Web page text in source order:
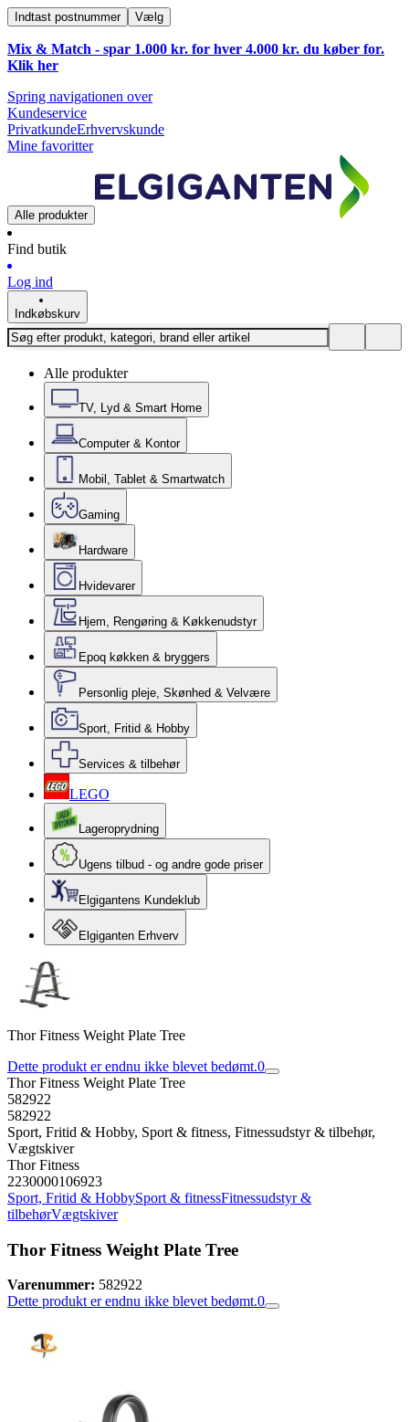
Indtast postnummer Vælg
Mix & Match - spar 1.000 kr. for hver 4.000 kr. du køber for.
Klik her
Spring navigationen over
Kundeservice
PrivatkundeErhvervskunde
Mine favoritter
Alle produkter
Find butik
Log ind
Indkøbskurv
Alle produkter
TV, Lyd & Smart Home
Computer & Kontor
Mobil, Tablet & Smartwatch
Gaming
Hardware
Hvidevarer
Hjem, Rengøring & Køkkenudstyr
Epoq køkken & bryggers
Personlig pleje, Skønhed & Velvære
Sport, Fritid & Hobby
Services & tilbehør
LEGO
Lageroprydning
Ugens tilbud - og andre gode priser
Elgigantens Kundeklub
Elgiganten Erhverv
Thor Fitness Weight Plate Tree
Dette produkt er endnu ikke blevet bedømt.0
Thor Fitness Weight Plate Tree
582922
582922
Sport, Fritid & Hobby, Sport & fitness, Fitnessudstyr & tilbehør,
Vægtskiver
Thor Fitness
2230000106923
Sport, Fritid & HobbySport & fitnessFitnessudstyr &
tilbehørVægtskiver
Thor Fitness Weight Plate Tree
Varenummer: 582922
Dette produkt er endnu ikke blevet bedømt.0